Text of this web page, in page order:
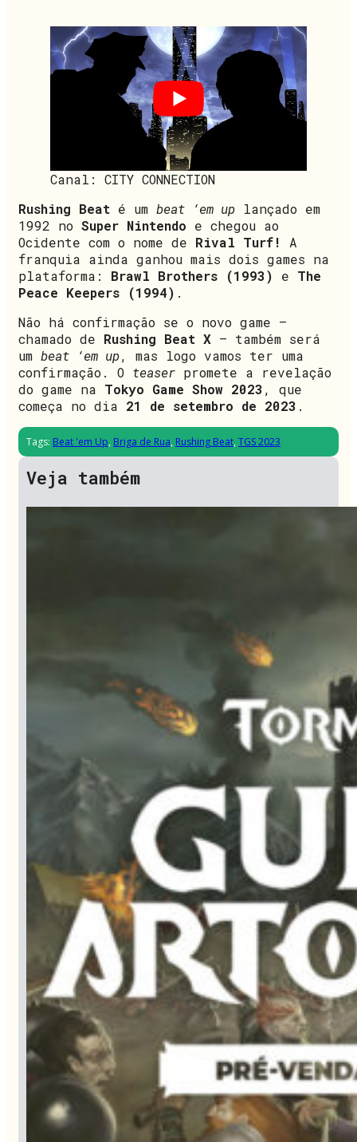
Canal: CITY CONNECTION
Rushing Beat é um beat ‘em up lançado em
1992 no Super Nintendo e chegou ao
Ocidente com o nome de Rival Turf!
A
franquia ainda ganhou mais dois games na
plataforma: Brawl Brothers (1993) e The
Peace Keepers (1994) .
Não há confirmação se o novo game –
chamado de Rushing Beat X – também será
um beat ‘em up, mas logo vamos ter uma
confirmação. O teaser promete a revelação
do game na Tokyo Game Show 2023, que
começa no dia 21 de setembro de 2023 .
Tags: Beat 'em Up, Briga de Rua, Rushing Beat, TGS 2023
Veja também